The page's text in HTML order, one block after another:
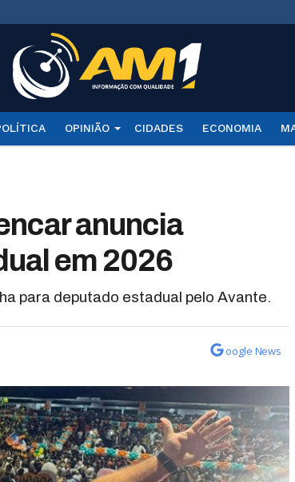
OPINIÃO CIDADES ECONOMIA
anuncia
em 2026
para deputado estadual pelo Avante.
oogle News